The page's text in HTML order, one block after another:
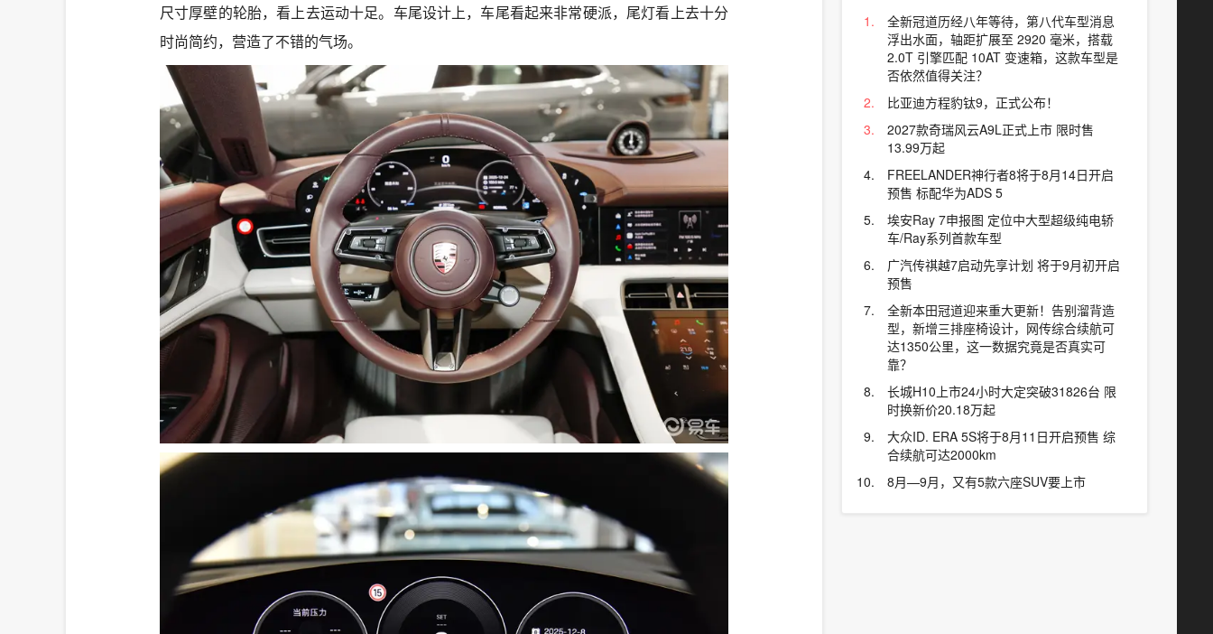
尺寸厚壁的轮胎，看上去运动十足。车尾设计上，车尾看起来非常硬派，尾灯看上去十分
时尚简约，营造了不错的气场。
全新冠道历经八年等待，第八代车型消息
浮出水面，轴距扩展至 2920 毫米，搭载
2.0T 引擎匹配 10AT 变速箱，这款车型是
否依然值得关注？
比亚迪方程豹钛9，正式公布！
2027款奇瑞风云A9L正式上市 限时售
13.99万起
FREELANDER神行者8将于8月14日开启
预售 标配华为ADS 5
埃安Ray 7申报图 定位中大型超级纯电轿
车/Ray系列首款车型
广汽传祺越7启动先享计划 将于9月初开启
预售
全新本田冠道迎来重大更新！告别溜背造
型，新增三排座椅设计，网传综合续航可
达1350公里，这一数据究竟是否真实可
靠？
长城H10上市24小时大定突破31826台 限
时换新价20.18万起
大众ID. ERA 5S将于8月11日开启预售 综
合续航可达2000km
8月—9月，又有5款六座SUV要上市